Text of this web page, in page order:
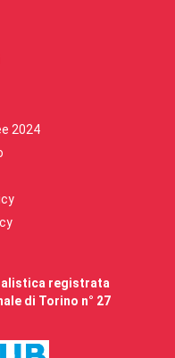
2024
registrata
di Torino n° 27